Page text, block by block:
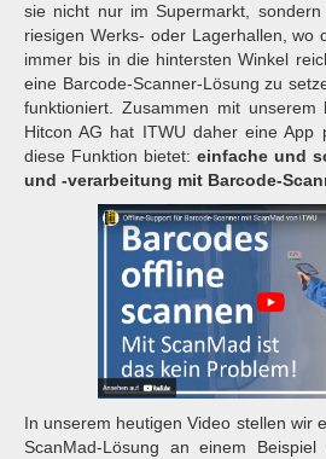
sie nicht nur im Supermarkt,
riesigen Werks- oder Lagerhallen, wo
immer bis in die hintersten Winkel
eine Barcode-Scanner-Lösung zu
funktioniert. Zusammen mit unserem
Hitcon AG hat ITWU daher eine App
diese Funktion bietet: einfache und
und -verarbeitung mit Barcode-
In unserem heutigen Video stellen wir
ScanMad-Lösung an einem